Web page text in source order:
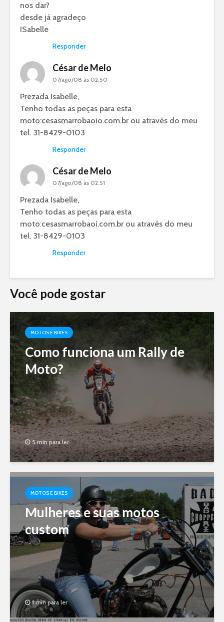
nos dar?
desde já agradeço
ISabelle
Responder
César de Melo
07/ago/08 às 02:50
Prezada Isabelle,
Tenho todas as peças para esta
moto:cesasmarrobaoio.com.br ou através do meu
tel. 31-8429-0103
Responder
César de Melo
07/ago/08 às 02:51
Prezada Isabelle,
Tenho todas as peças para esta
moto:cesasmarrobaoi.com.br ou através do meu
tel. 31-8429-0103
Responder
Você pode gostar
MOTOS E BIKES
Como funciona um Rally de
Moto?
5 min para ler
MOTOS E BIKES
Mulheres e suas motos
custom
1 min para ler